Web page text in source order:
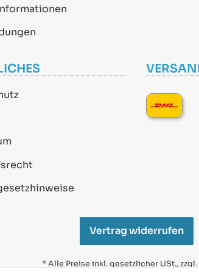
Vertrag widerrufen
* Alle Preise inkl. gesetzlicher USt., zzgl.